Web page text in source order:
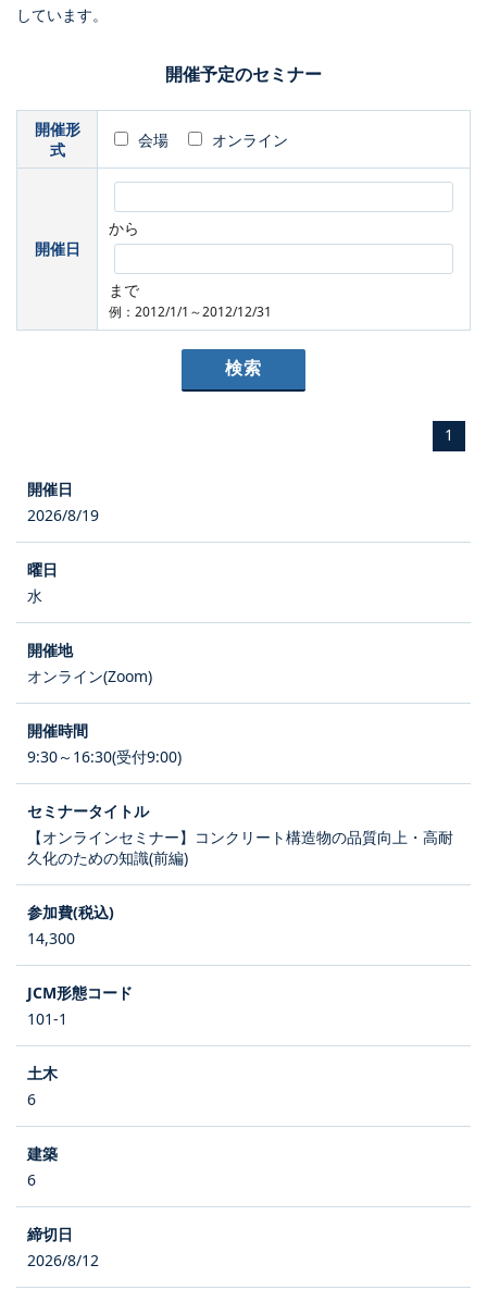
しています。
開催予定のセミナー
開催形
式
会場 オンライン
開催日
から
まで
例：2012/1/1～2012/12/31
1
2026/8/19
水
オンライン(Zoom)
9:30～16:30(受付9:00)
【オンラインセミナー】コンクリート構造物の品質向上・高耐
久化のための知識(前編)
14,300
101-1
6
6
2026/8/12